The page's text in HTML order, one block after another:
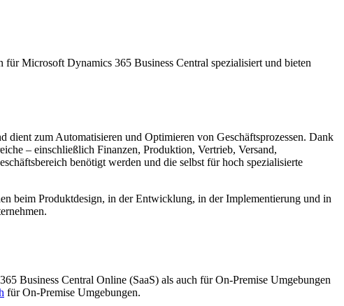
Microsoft Dynamics 365 Business Central spezialisiert und bieten
zum Automatisieren und Optimieren von Geschäftsprozessen. Dank
– einschließlich Finanzen, Produktion, Vertrieb, Versand,
benötigt werden und die selbst für hoch spezialisierte
beim Produktdesign, in der Entwicklung, in der Implementierung und in
Business Central Online (SaaS) als auch für On-Premise Umgebungen
für On-Premise Umgebungen.